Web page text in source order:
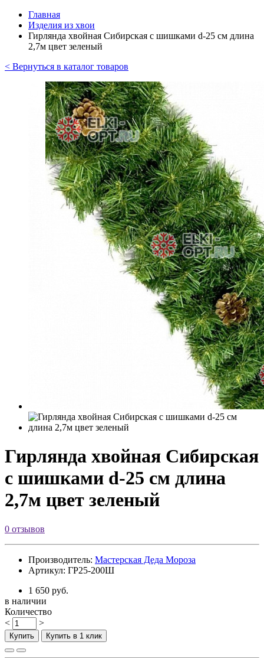
Главная
Изделия из хвои
Гирлянда хвойная Сибирская с шишками d-25 см длина
2,7м цвет зеленый
< Вернуться в каталог товаров
Гирлянда хвойная Сибирская
с шишками d-25 см длина
2,7м цвет зеленый
0 отзывов
Производитель: Мастерская Деда Мороза
Артикул: ГР25-200Ш
1 650 руб.
в наличии
Количество
<
>
Купить Купить в 1 клик